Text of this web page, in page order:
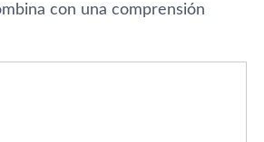
con una comprensión